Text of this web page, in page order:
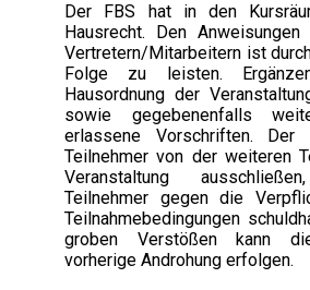
Der FBS hat in den
Hausrecht. Den
Vertretern/Mitarbeitern ist
Folge zu leisten.
Hausordnung der
sowie gegebenenfalls
erlassene Vorschriften.
Teilnehmer von der weiteren
Veranstaltung
Teilnehmer gegen die
Teilnahmebedingungen
groben Verstößen kann
vorherige Androhung erfolgen.